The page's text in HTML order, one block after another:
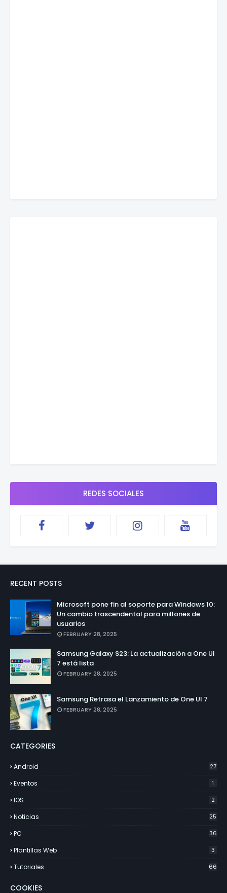
REDES SOCIALES
RECENT POSTS
Microsoft pone fin al soporte para Windows 10:
Un cambio trascendental para millones de
usuarios
FEBRUARY 28, 2025
Samsung Galaxy S23: La actualización a One UI
7 está lista
FEBRUARY 28, 2025
Samsung Retrasa el Lanzamiento de One UI 7
FEBRUARY 28, 2025
CATEGORIES
Android 27
Eventos 1
IOS 2
Noticias 25
PC 36
Plantillas Web 3
Tutoriales 66
COOKIES